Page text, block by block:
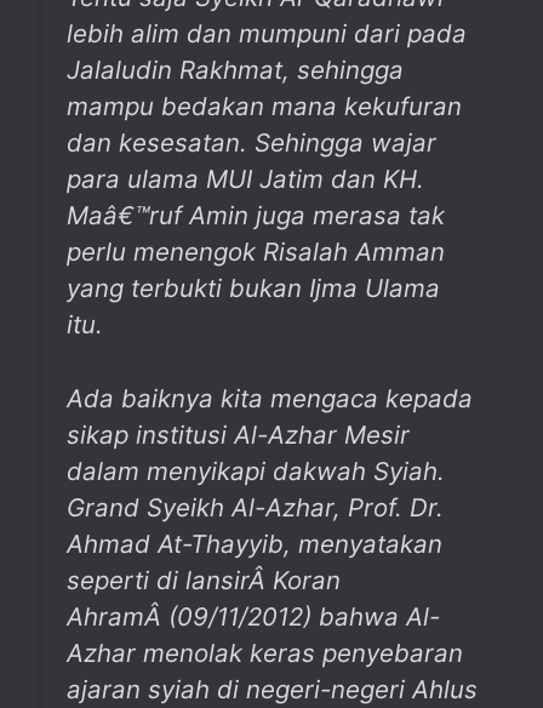
lebih alim dan mumpuni dari pada
Jalaludin Rakhmat, sehingga
mampu bedakan mana kekufuran
dan kesesatan. Sehingga wajar
para ulama MUI Jatim dan KH.
Maâ€™ruf Amin juga merasa tak
perlu menengok Risalah Amman
yang terbukti bukan Ijma Ulama
itu.
Ada baiknya kita mengaca kepada
sikap institusi Al-Azhar Mesir
dalam menyikapi dakwah Syiah.
Grand Syeikh Al-Azhar, Prof. Dr.
Ahmad At-Thayyib, menyatakan
seperti di lansirÂ Koran
AhramÂ (09/11/2012) bahwa Al-
Azhar menolak keras penyebaran
ajaran syiah di negeri-negeri Ahlus